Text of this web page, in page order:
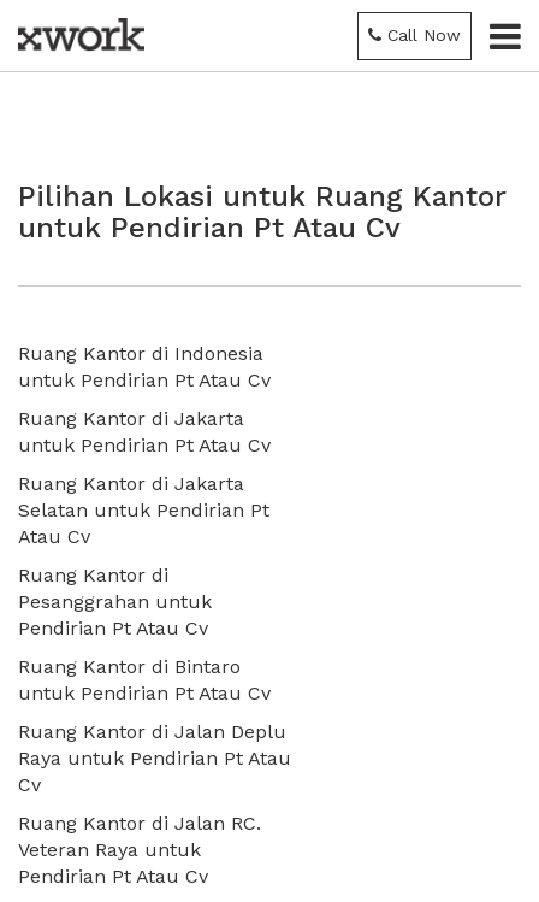
Call Now
Pilihan Lokasi untuk Ruang Kantor
untuk Pendirian Pt Atau Cv
Ruang Kantor di Indonesia
untuk Pendirian Pt Atau Cv
Ruang Kantor di Jakarta
untuk Pendirian Pt Atau Cv
Ruang Kantor di Jakarta
Selatan untuk Pendirian Pt
Atau Cv
Ruang Kantor di
Pesanggrahan untuk
Pendirian Pt Atau Cv
Ruang Kantor di Bintaro
untuk Pendirian Pt Atau Cv
Ruang Kantor di Jalan Deplu
Raya untuk Pendirian Pt Atau
Cv
Ruang Kantor di Jalan RC.
Veteran Raya untuk
Pendirian Pt Atau Cv